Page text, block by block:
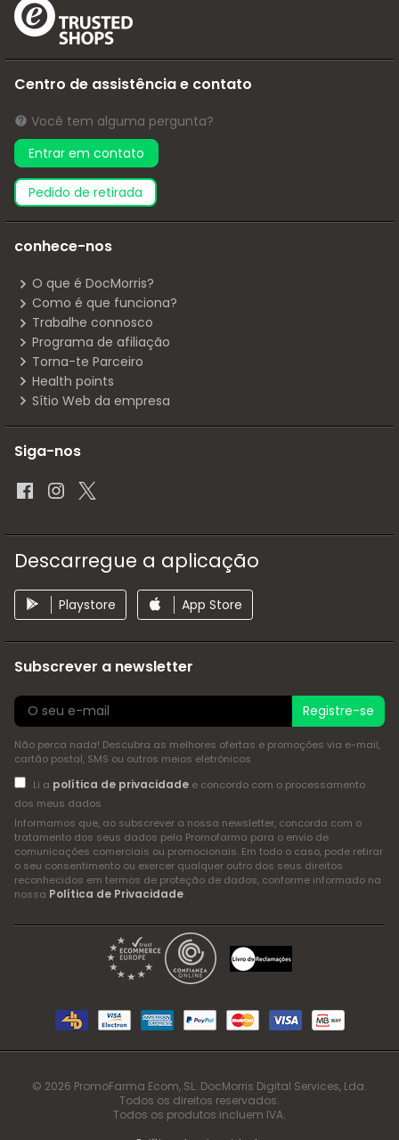
Centro de assistência e contato
Você tem alguma pergunta?
Entrar em contato
pedido de retirada
conhece-nos
O que é DocMorris?
Como é que funciona?
Trabalhe connosco
Programa de afiliação
Torna-te Parceiro
Health points
Sítio Web da empresa
Siga-nos
Descarregue a aplicação
Playstore App Store
Subscrever a newsletter
Registre-se
Não perca nada! Descubra as melhores ofertas e promoções via e-mail,
cartão postal, SMS ou outros meios eletrónicos
Li a política de privacidadee concordo com o processamento
dos meus dados
Informamos que, ao subscrever a nossa newsletter, concorda com o
tratamento dos seus dados pela Promofarma para o envio de
comunicações comerciais ou promocionais. Em todo o caso, pode retirar
o seu consentimento ou exercer qualquer outro dos seus direitos
reconhecidos em termos de proteção de dados, conforme informado na
nossa Política de Privacidade.
© 2026 PromoFarma Ecom, SL. DocMorris Digital Services, Lda.
Todos os direitos reservados.
Todos os produtos incluem IVA.